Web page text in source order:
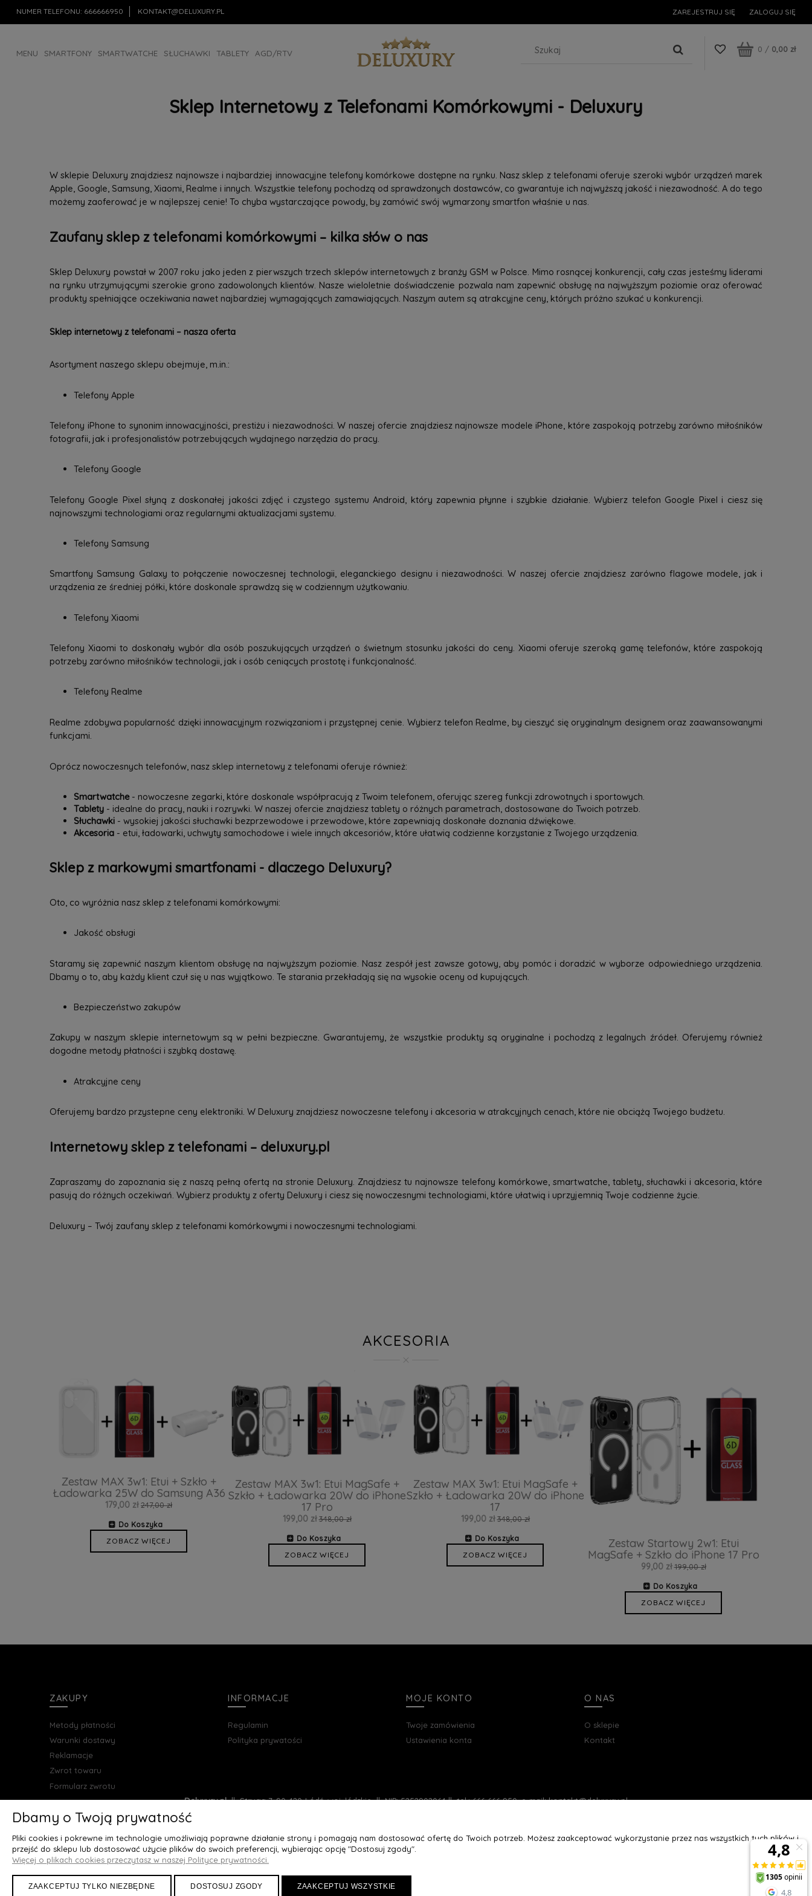
NUMER TELEFONU: 666666950 KONTAKT@DELUXURY.PL ZAREJESTRUJ SIĘ ZALOGUJ SIĘ
MENU SMARTFONY SMARTWATCHE SŁUCHAWKI TABLETY AGD/RTV 0 / 0,00 zł
Sklep Internetowy z Telefonami Komórkowymi - Deluxury
W sklepie Deluxury znajdziesz najnowsze i najbardziej innowacyjne telefony komórkowe dostępne na rynku. Nasz sklep z telefonami oferuje szeroki wybór urządzeń marek
Apple, Google, Samsung, Xiaomi, Realme i innych. Wszystkie telefony pochodzą od sprawdzonych dostawców, co gwarantuje ich najwyższą jakość i niezawodność. A do tego
możemy zaoferować je w najlepszej cenie! To chyba wystarczające powody, by zamówić swój wymarzony smartfon właśnie u nas.
Zaufany sklep z telefonami komórkowymi – kilka słów o nas
Sklep Deluxury powstał w 2007 roku jako jeden z pierwszych trzech sklepów internetowych z branży GSM w Polsce. Mimo rosnącej konkurencji, cały czas jesteśmy liderami
na rynku utrzymującymi szerokie grono zadowolonych klientów. Nasze wieloletnie doświadczenie pozwala nam zapewnić obsługę na najwyższym poziomie oraz oferować
produkty spełniające oczekiwania nawet najbardziej wymagających zamawiających. Naszym autem są atrakcyjne ceny, których próżno szukać u konkurencji.
Sklep internetowy z telefonami – nasza oferta
Asortyment naszego sklepu obejmuje, m.in.:
Telefony Apple
Telefony iPhone to synonim innowacyjności, prestiżu i niezawodności. W naszej ofercie znajdziesz najnowsze modele iPhone, które zaspokoją potrzeby zarówno miłośników
fotografii, jak i profesjonalistów potrzebujących wydajnego narzędzia do pracy.
Telefony Google
Telefony Google Pixel słyną z doskonałej jakości zdjęć i czystego systemu Android, który zapewnia płynne i szybkie działanie. Wybierz telefon Google Pixel i ciesz się
najnowszymi technologiami oraz regularnymi aktualizacjami systemu.
Telefony Samsung
Smartfony Samsung Galaxy to połączenie nowoczesnej technologii, eleganckiego designu i niezawodności. W naszej ofercie znajdziesz zarówno flagowe modele, jak i
urządzenia ze średniej półki, które doskonale sprawdzą się w codziennym użytkowaniu.
Telefony Xiaomi
Telefony Xiaomi to doskonały wybór dla osób poszukujących urządzeń o świetnym stosunku jakości do ceny. Xiaomi oferuje szeroką gamę telefonów, które zaspokoją
potrzeby zarówno miłośników technologii, jak i osób ceniących prostotę i funkcjonalność.
Telefony Realme
Realme zdobywa popularność dzięki innowacyjnym rozwiązaniom i przystępnej cenie. Wybierz telefon Realme, by cieszyć się oryginalnym designem oraz zaawansowanymi
funkcjami.
Oprócz nowoczesnych telefonów, nasz sklep internetowy z telefonami oferuje również:
Smartwatche- nowoczesne zegarki, które doskonale współpracują z Twoim telefonem, oferując szereg funkcji zdrowotnych i sportowych.
Tablety - idealne do pracy, nauki i rozrywki. W naszej ofercie znajdziesz tablety o różnych parametrach, dostosowane do Twoich potrzeb.
Słuchawki - wysokiej jakości słuchawki bezprzewodowe i przewodowe, które zapewniają doskonałe doznania dźwiękowe.
Akcesoria - etui, ładowarki, uchwyty samochodowe i wiele innych akcesoriów, które ułatwią codzienne korzystanie z Twojego urządzenia.
Sklep z markowymi smartfonami - dlaczego Deluxury?
Oto, co wyróżnia nasz sklep z telefonami komórkowymi:
Jakość obsługi
Staramy się zapewnić naszym klientom obsługę na najwyższym poziomie. Nasz zespół jest zawsze gotowy, aby pomóc i doradzić w wyborze odpowiedniego urządzenia.
Dbamy o to, aby każdy klient czuł się u nas wyjątkowo. Te starania przekładają się na wysokie oceny od kupujących.
Bezpieczeństwo zakupów
Zakupy w naszym sklepie internetowym są w pełni bezpieczne. Gwarantujemy, że wszystkie produkty są oryginalne i pochodzą z legalnych źródeł. Oferujemy również
dogodne metody płatności i szybką dostawę.
Atrakcyjne ceny
Oferujemy bardzo przystepne ceny elektroniki. W Deluxury znajdziesz nowoczesne telefony i akcesoria w atrakcyjnych cenach, które nie obciążą Twojego budżetu.
Internetowy sklep z telefonami – deluxury.pl
Zapraszamy do zapoznania się z naszą pełną ofertą na stronie Deluxury. Znajdziesz tu najnowsze telefony komórkowe, smartwatche, tablety, słuchawki i akcesoria, które
pasują do różnych oczekiwań. Wybierz produkty z oferty Deluxury i ciesz się nowoczesnymi technologiami, które ułatwią i uprzyjemnią Twoje codzienne życie.
Deluxury – Twój zaufany sklep z telefonami komórkowymi i nowoczesnymi technologiami.
AKCESORIA
Zestaw MAX 3w1: Etui + Szkło +
Ładowarka 25W do Samsung A36
179,00 zł 247,00 zł
Do Koszyka
ZOBACZ WIĘCEJ
Zestaw MAX 3w1: Etui MagSafe +
Szkło + Ładowarka 20W do iPhone
17 Pro
199,00 zł 348,00 zł
Do Koszyka
ZOBACZ WIĘCEJ
Zestaw MAX 3w1: Etui MagSafe +
Szkło + Ładowarka 20W do iPhone
17
199,00 zł 348,00 zł
Do Koszyka
ZOBACZ WIĘCEJ
Zestaw Startowy 2w1: Etui
MagSafe + Szkło do iPhone 17 Pro
99,00 zł 199,00 zł
Do Koszyka
ZOBACZ WIĘCEJ
ZAKUPY
Metody płatności
Warunki dostawy
Reklamacje
Zwrot towaru
Formularz zwrotu
INFORMACJE
Regulamin
Polityka prywatości
MOJE KONTO
Twoje zamówienia
Ustawienia konta
O NAS
O sklepie
Kontakt
Deluxury.pl|| Struga 7, 90-420 Łódź, woj. łódzkie || NIP: 5252902064 || tel.: 666 666 950, e-mail: kontakt@deluxury.pl
MaxsoteRocoto Theme. All rights reserved
Dbamy o Twoją prywatność
Pliki cookies i pokrewne im technologie umożliwiają poprawne działanie strony i pomagają nam dostosować ofertę do Twoich potrzeb. Możesz zaakceptować wykorzystanie przez nas wszystkich tych plików i
przejść do sklepu lub dostosować użycie plików do swoich preferencji, wybierając opcję "Dostosuj zgody".
Więcej o plikach cookies przeczytasz w naszej Polityce prywatności.
ZAAKCEPTUJ TYLKO NIEZBĘDNE DOSTOSUJ ZGODY ZAAKCEPTUJ WSZYSTKIE